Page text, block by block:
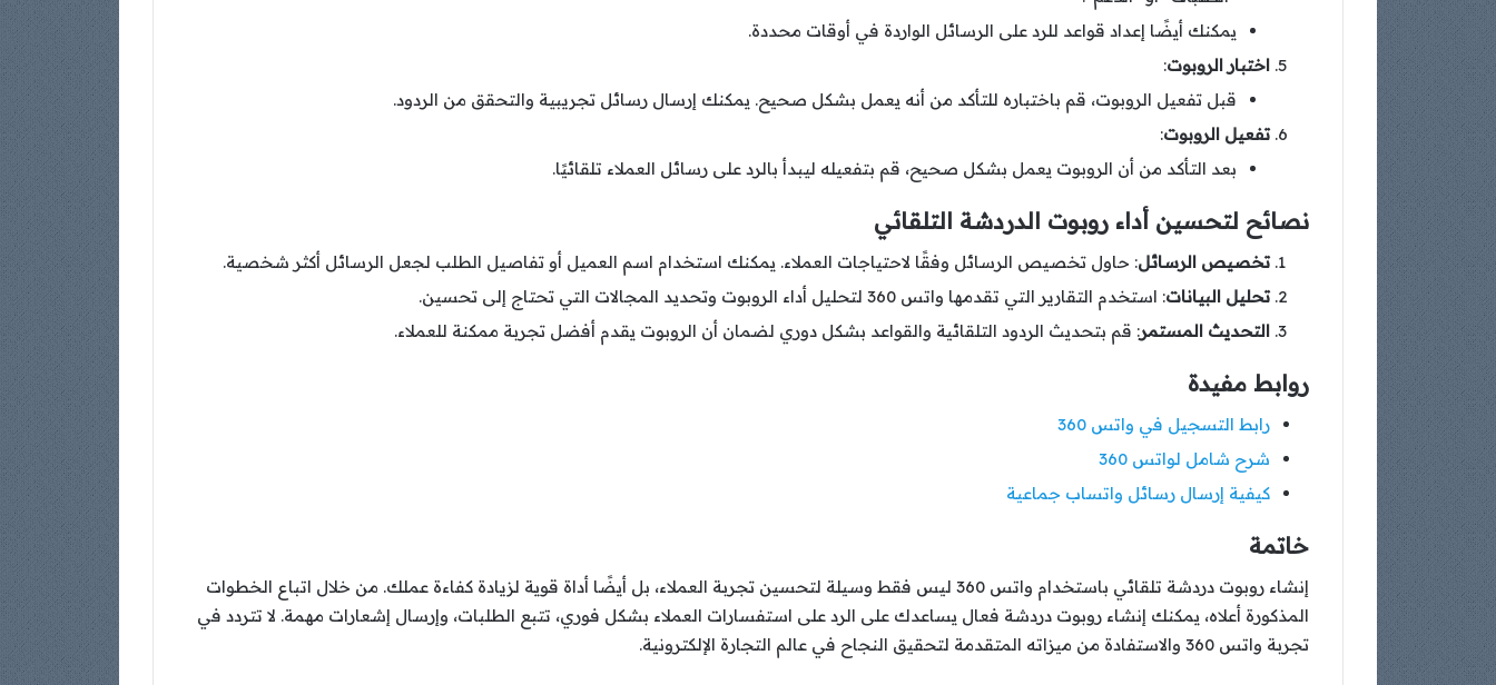
يمكنك أيضًا إعداد قواعد للرد على الرسائل الواردة في أوقات محددة.
اختبار الروبوت:
قبل تفعيل الروبوت، قم باختباره للتأكد من أنه يعمل بشكل صحيح. يمكنك إرسال رسائل تجريبية والتحقق من الردود.
تفعيل الروبوت:
بعد التأكد من أن الروبوت يعمل بشكل صحيح، قم بتفعيله ليبدأ بالرد على رسائل العملاء تلقائيًا.
نصائح لتحسين أداء روبوت الدردشة التلقائي
تخصيص الرسائل: حاول تخصيص الرسائل وفقًا لاحتياجات العملاء. يمكنك استخدام اسم العميل أو تفاصيل الطلب لجعل الرسائل أكثر شخصية.
تحليل البيانات: استخدم التقارير التي تقدمها واتس 360 لتحليل أداء الروبوت وتحديد المجالات التي تحتاج إلى تحسين.
التحديث المستمر: قم بتحديث الردود التلقائية والقواعد بشكل دوري لضمان أن الروبوت يقدم أفضل تجربة ممكنة للعملاء.
روابط مفيدة
رابط التسجيل في واتس 360
شرح شامل لواتس 360
كيفية إرسال رسائل واتساب جماعية
خاتمة
إنشاء روبوت دردشة تلقائي باستخدام واتس 360 ليس فقط وسيلة لتحسين تجربة العملاء، بل أيضًا أداة قوية لزيادة كفاءة عملك. من خلال اتباع الخطوات
المذكورة أعلاه، يمكنك إنشاء روبوت دردشة فعال يساعدك على الرد على استفسارات العملاء بشكل فوري، تتبع الطلبات، وإرسال إشعارات مهمة. لا تتردد في
تجربة واتس 360 والاستفادة من ميزاته المتقدمة لتحقيق النجاح في عالم التجارة الإلكترونية.